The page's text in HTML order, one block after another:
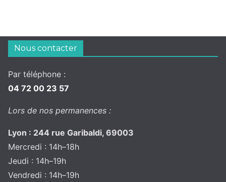
Nous contacter
Par téléphone :
04 72 00 23 57
Lors de nos permanences :
Lyon : 244 rue Garibaldi, 69003
Mercredi : 14h–18h
Jeudi : 14h–19h
Vendredi : 14h–19h